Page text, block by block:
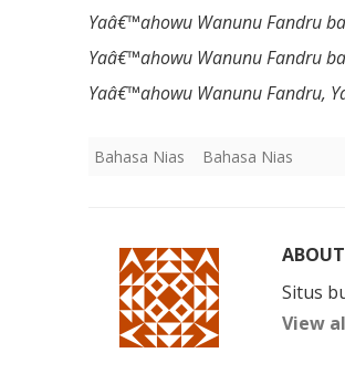
Yaâ€™ahowu Wanunu Fandru
Yaâ€™ahowu Wanunu Fandru
Yaâ€™ahowu Wanunu Fandru,
Bahasa Nias Bahasa Nias
Situs
View